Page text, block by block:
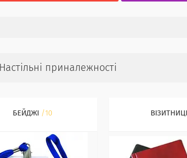
Настільні приналежності
БЕЙДЖІ 10 ВІЗИТНИЦІ